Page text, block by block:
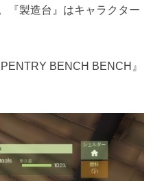
『製造台』はキャラクター
BENCH BENCH』